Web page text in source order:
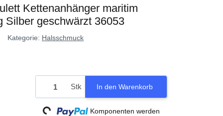
Kettenanhänger maritim
Silber geschwärzt 36053
Kategorie: Halsschmuck
Stk In den Warenkorb
Loading...
Komponenten werden